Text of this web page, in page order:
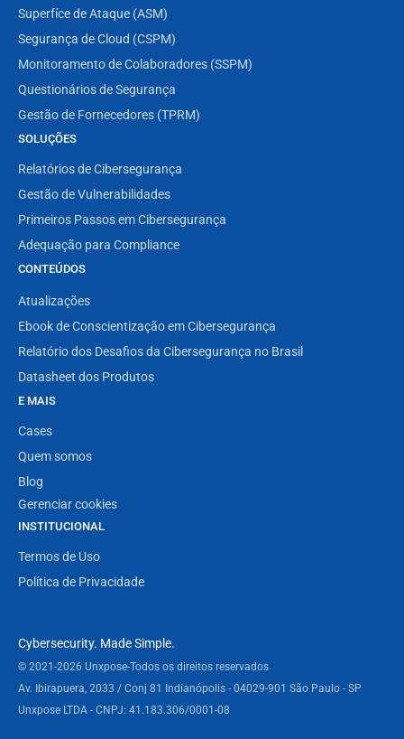
Superfíce de Ataque (ASM)
Segurança de Cloud (CSPM)
Monitoramento de Colaboradores (SSPM)
Questionários de Segurança
Gestão de Fornecedores (TPRM)
SOLUÇÕES
Relatórios de Cibersegurança
Gestão de Vulnerabilidades
Primeiros Passos em Cibersegurança
Adequação para Compliance
CONTEÚDOS
Atualizações
Ebook de Conscientização em Cibersegurança
Relatório dos Desafios da Cibersegurança no Brasil
Datasheet dos Produtos
E MAIS
Cases
Quem somos
Blog
Gerenciar cookies
INSTITUCIONAL
Termos de Uso
Política de Privacidade
Cybersecurity. Made Simple.
© 2021-2026 Unxpose-Todos os direitos reservados
Av. Ibirapuera, 2033 / Conj 81 Indianópolis - 04029-901 São Paulo - SP
Unxpose LTDA - CNPJ: 41.183.306/0001-08